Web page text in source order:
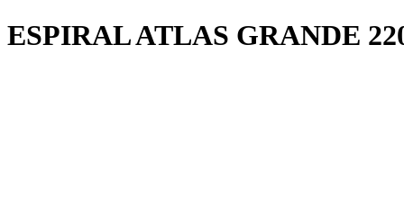
ESPIRAL ATLAS GRANDE